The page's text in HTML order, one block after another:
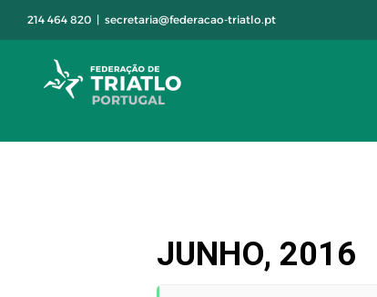
214 464 820 | secretaria@federacao-triatlo.pt
JUNHO, 2016